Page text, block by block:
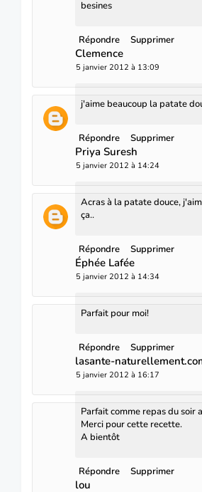
besines
Répondre Supprimer
Clemence
5 janvier 2012 à 13:09
j'aime beaucoup la patate
Répondre Supprimer
Priya Suresh
5 janvier 2012 à 14:24
Acras à la patate douce,
ça..
Répondre Supprimer
Éphée Lafée
5 janvier 2012 à 14:34
Parfait pour moi!
Répondre Supprimer
lasante-
5 janvier 2012 à 16:17
Parfait comme repas du soir
Merci pour cette recette.
A bientôt
Répondre Supprimer
lou